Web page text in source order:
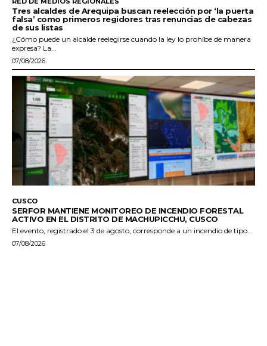
Tres alcaldes de Arequipa buscan reelección por ‘la puerta
falsa’ como primeros regidores tras renuncias de cabezas
de sus listas
¿Cómo puede un alcalde reelegirse cuando la ley lo prohíbe de manera
expresa? La...
07/08/2026
CUSCO
SERFOR MANTIENE MONITOREO DE INCENDIO FORESTAL
ACTIVO EN EL DISTRITO DE MACHUPICCHU, CUSCO
El evento, registrado el 3 de agosto, corresponde a un incendio de tipo...
07/08/2026